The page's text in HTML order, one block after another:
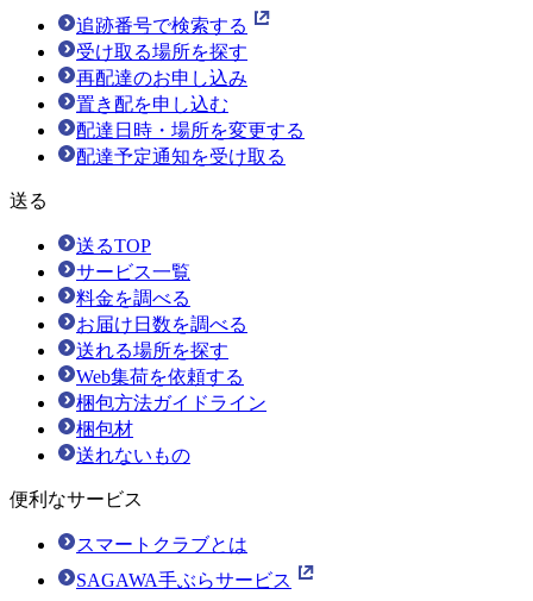
追跡番号で検索する
受け取る場所を探す
再配達のお申し込み
置き配を申し込む
配達日時・場所を変更する
配達予定通知を受け取る
送る
送るTOP
サービス一覧
料金を調べる
お届け日数を調べる
送れる場所を探す
Web集荷を依頼する
梱包方法ガイドライン
梱包材
送れないもの
便利なサービス
スマートクラブとは
SAGAWA手ぶらサービス